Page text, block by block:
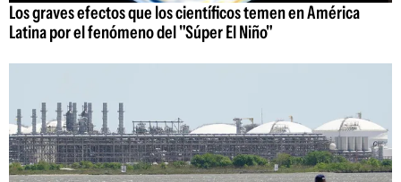
Los graves efectos que los científicos temen en América
Latina por el fenómeno del "Súper El Niño"